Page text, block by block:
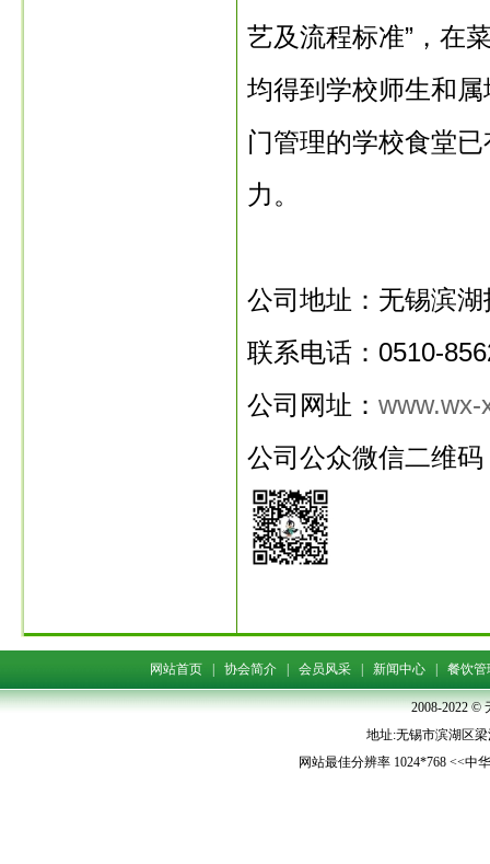
艺及流程标准”，在
均得到学校师生和
门管理的学校食堂
力。
公司地址：无锡滨
联系电话：0510-
公司网址： www.wx-
公司公众微信二维码
网站首页 协会简介 会员风采 新闻中心 餐饮管
2008-2022 ©
地址:无锡市滨湖区梁
网站最佳分辨率 1024*768 <<中